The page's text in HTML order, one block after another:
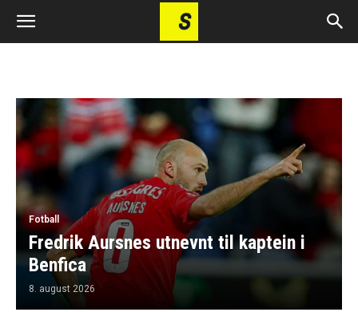
Fotball
Fredrik Aursnes utnevnt til kaptein i
Benfica
8. august 2026